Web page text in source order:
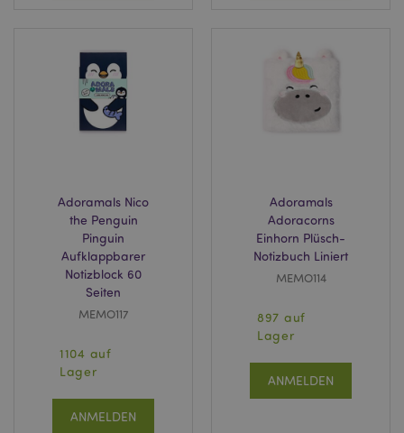
Adoramals Nico
the Penguin
Pinguin
Aufklappbarer
Notizblock 60
Seiten
MEMO117
1104 auf
Lager
ANMELDEN
Adoramals
Adoracorns
Einhorn Plüsch-
Notizbuch Liniert
MEMO114
897 auf
Lager
ANMELDEN